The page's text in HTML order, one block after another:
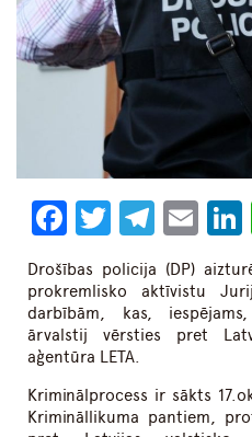
Facebook
Twitter
Drošības policija (DP)
prokremlisko aktīvistu
darbībām, kas,
ārvalstij vērsties pret
aģentūra LETA.
Kriminālprocess ir sākts
Krimināllikuma pantiem,